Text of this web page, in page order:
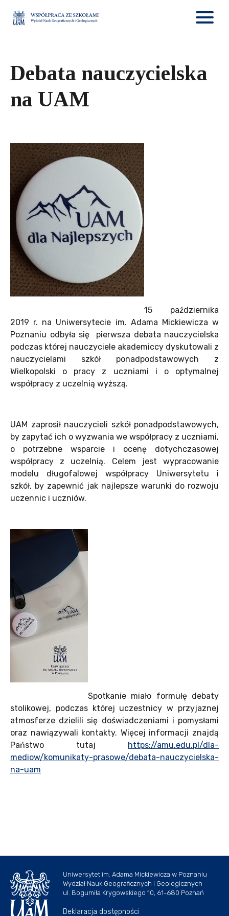
Debata nauczycielska
na UAM
15 października
2019 r. na Uniwersytecie im. Adama Mickiewicza w
Poznaniu odbyła się pierwsza debata nauczycielska
podczas której nauczyciele akademiccy dyskutowali z
nauczycielami szkół ponadpodstawowych z
Wielkopolski o pracy z uczniami i o optymalnej
współpracy z uczelnią wyższą.
UAM zaprosił nauczycieli szkół ponadpodstawowych,
by zapytać ich o wyzwania we współpracy z uczniami,
o potrzebne wsparcie i ocenę dotychczasowej
współpracy z uczelnią. Celem jest wypracowanie
modelu długofalowej współpracy Uniwersytetu i
szkół, by zapewnić jak najlepsze warunki do rozwoju
uczennic i uczniów.
Spotkanie miało formułę debaty
stolikowej, podczas której uczestnicy w przyjaznej
atmosferze dzielili się doświadczeniami i pomysłami
oraz nawiązywali kontakty. Więcej informacji znajdą
Państwo tutaj https://amu.edu.pl/dla-
mediow/komunikaty-prasowe/debata-nauczycielska-
na-uam
Uniwersytet im. Adama Mickiewicza w Poznaniu
Wydział Nauk Geograficznych i Geologicznych
ul. Bogumiła Krygowskiego 10, 61-680 Poznań
Deklaracja dostępności